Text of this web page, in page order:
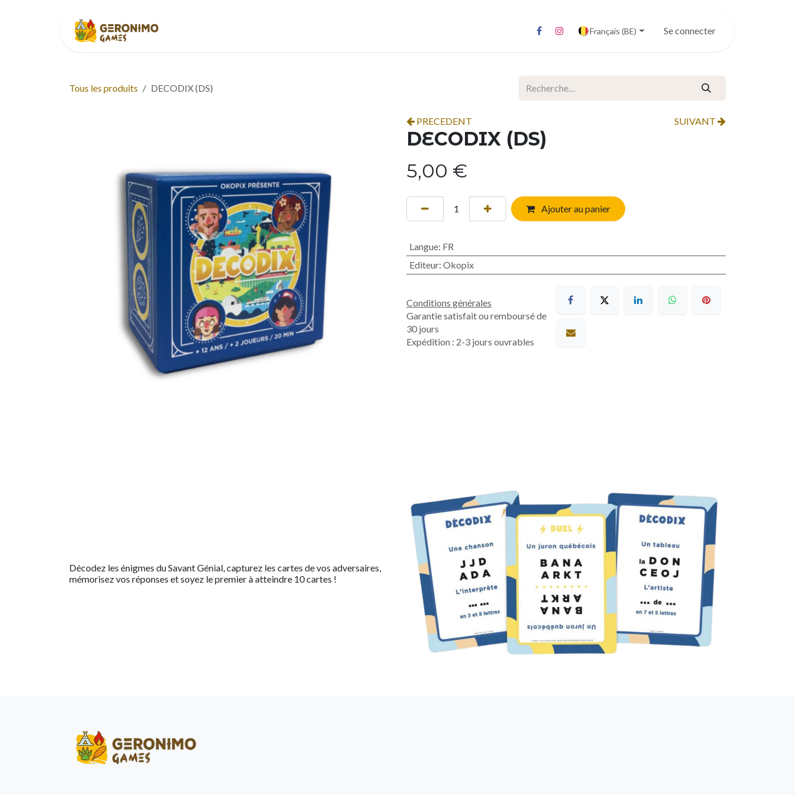
Français (BE) Se connecter
Tous les produits DECODIX (DS)
PRECEDENT SUIVANT
DECODIX (DS)
5,00 €
Ajouter au panier
Langue: FR
Editeur: Okopix
Conditions générales
Garantie satisfait ou remboursé de
30 jours
Expédition : 2-3 jours ouvrables
Décodez les énigmes du Savant Génial, capturez les cartes de vos adversaires,
mémorisez vos réponses et soyez le premier à atteindre 10 cartes !